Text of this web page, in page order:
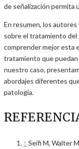
de señalización permita
En resumen, los
sobre el tratamiento del
comprender mejor esta
tratamiento que
nuestro caso,
abordajes diferentes
patología.
↑ Seifi M, Walter